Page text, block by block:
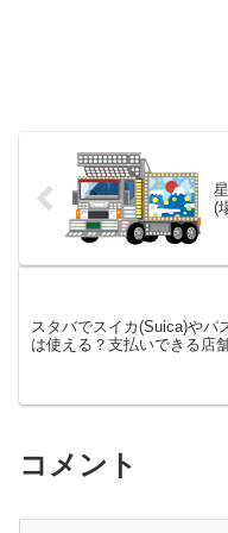
(
スタバでスイカ(Suica)やパ
は使える？支払いできる店
コメント